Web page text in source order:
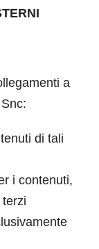
a
di tali
i contenuti,